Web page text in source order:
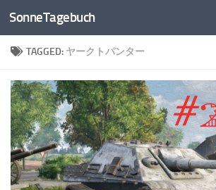
Skip to content
SonneTagebuch
TAGGED: ヤークトパンター